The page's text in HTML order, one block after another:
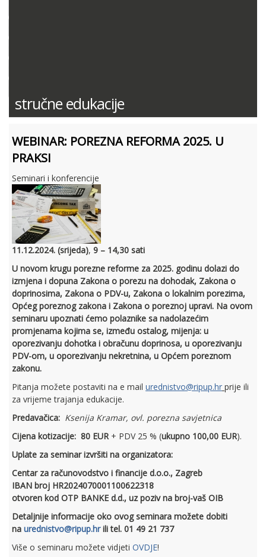
stručne edukacije
WEBINAR: POREZNA REFORMA 2025. U
PRAKSI
Seminari i konferencije
11.12.2024. (srijeda), 9 – 14,30 sati
U novom krugu porezne reforme za 2025. godinu dolazi do
izmjena i dopuna Zakona o porezu na dohodak, Zakona o
doprinosima, Zakona o PDV-u, Zakona o lokalnim porezima,
Općeg poreznog zakona i Zakona o poreznoj upravi. Na ovom
seminaru upoznati ćemo polaznike sa nadolazećim
promjenama kojima se, između ostalog, mijenja: u
oporezivanju dohotka i obračunu doprinosa, u oporezivanju
PDV-om, u oporezivanju nekretnina, u Općem poreznom
zakonu.
Pitanja možete postaviti na e mail urednistvo@ripup.hr prije ili
za vrijeme trajanja edukacije.
Predavačica: Ksenija Kramar, ovl. porezna savjetnica
Cijena kotizacije: 80 EUR + PDV 25 % (ukupno 100,00 EUR).
Uplate za seminar izvršiti na organizatora:
Centar za računovodstvo i financije d.o.o., Zagreb
IBAN broj HR2024070001100622318
otvoren kod OTP BANKE d.d., uz poziv na broj-vaš OIB
Detaljnije informacije oko ovog seminara možete dobiti
na urednistvo@ripup.hrili tel. 01 49 21 737
Više o seminaru možete vidjeti OVDJE!